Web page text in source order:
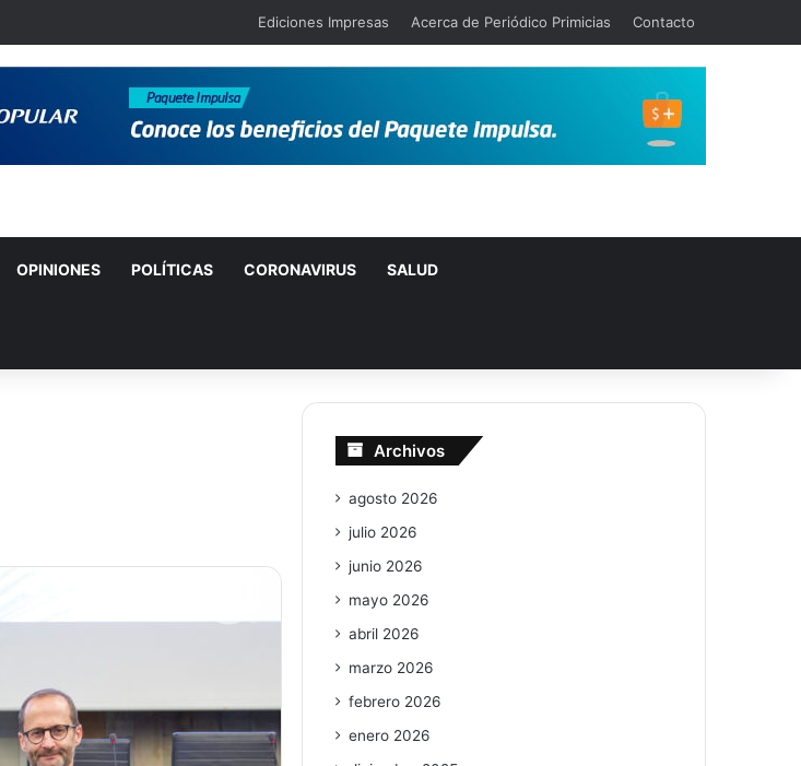
Ediciones Impresas Acerca de Periódico Primicias Contacto
OPINIONES POLÍTICAS CORONAVIRUS SALUD
Archivos
agosto 2026
julio 2026
junio 2026
mayo 2026
abril 2026
marzo 2026
febrero 2026
enero 2026